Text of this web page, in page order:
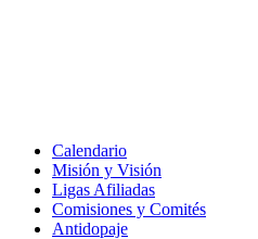
Calendario
Misión y Visión
Ligas Afiliadas
Comisiones y Comités
Antidopaje